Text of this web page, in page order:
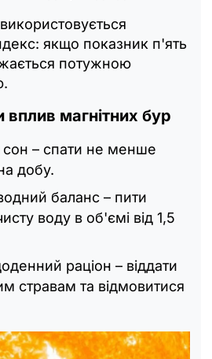
якщо показник п'ять
потужною
магнітних бур
сон – спати не менше
добу.
баланс – пити
воду в об'ємі від 1,5
раціон – віддати
стравам та відмовитися